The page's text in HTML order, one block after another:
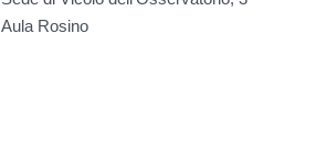
Aula Rosino